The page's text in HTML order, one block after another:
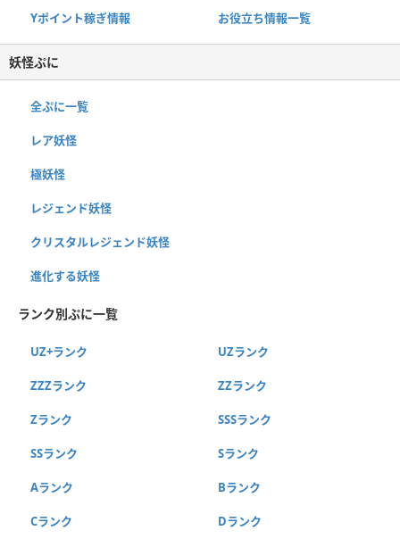
Yポイント稼ぎ情報 お役立ち情報一覧
妖怪ぷに
全ぷに一覧
レア妖怪
極妖怪
レジェンド妖怪
クリスタルレジェンド妖怪
進化する妖怪
ランク別ぷに一覧
UZ+ランク UZランク
ZZZランク ZZランク
Zランク SSSランク
SSランク Sランク
Aランク Bランク
Cランク Dランク